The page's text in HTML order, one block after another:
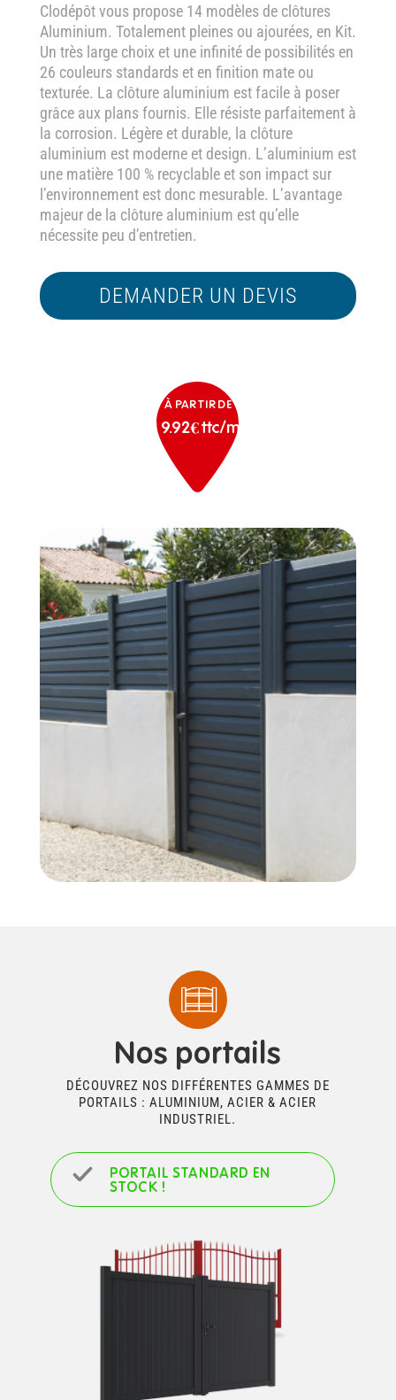
Clodépôt vous propose 14 modèles de clôtures
Aluminium. Totalement pleines ou ajourées, en Kit.
Un très large choix et une infinité de possibilités en
26 couleurs standards et en finition mate ou
texturée. La clôture aluminium est facile à poser
grâce aux plans fournis. Elle résiste parfaitement à
la corrosion. Légère et durable, la clôture
aluminium est moderne et design. L’aluminium est
une matière 100 % recyclable et son impact sur
l’environnement est donc mesurable. L’avantage
majeur de la clôture aluminium est qu’elle
nécessite peu d’entretien.
DEMANDER UN DEVIS
À PARTIR DE
19.92€ ttc/ml
Nos portails
DÉCOUVREZ NOS DIFFÉRENTES GAMMES DE
PORTAILS : ALUMINIUM, ACIER & ACIER
INDUSTRIEL.
PORTAIL STANDARD EN
STOCK !